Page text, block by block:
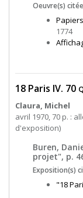
Oeuvre(s)
1774
18 Paris IV. 70
Claura, Michel
avril 1970, 70 p. :
d'exposition)
Buren,
projet", p.
Exposition(s)
"18